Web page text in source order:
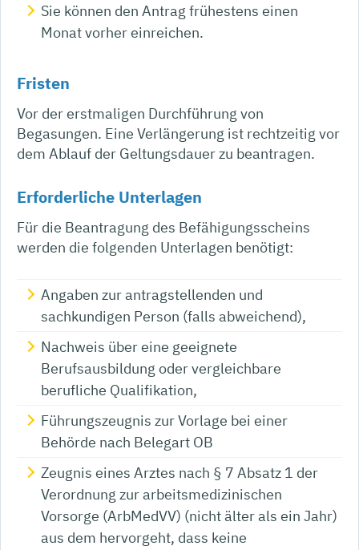
Sie können den Antrag frühestens einen
Monat vorher einreichen.
Fristen
Vor der erstmaligen Durchführung von
Begasungen. Eine Verlängerung ist rechtzeitig vor
dem Ablauf der Geltungsdauer zu beantragen.
Erforderliche Unterlagen
Für die Beantragung des Befähigungsscheins
werden die folgenden Unterlagen benötigt:
Angaben zur antragstellenden und
sachkundigen Person (falls abweichend),
Nachweis über eine geeignete
Berufsausbildung oder vergleichbare
berufliche Qualifikation,
Führungszeugnis zur Vorlage bei einer
Behörde nach Belegart OB
Zeugnis eines Arztes nach § 7 Absatz 1 der
Verordnung zur arbeitsmedizinischen
Vorsorge (ArbMedVV) (nicht älter als ein Jahr)
aus dem hervorgeht, dass keine